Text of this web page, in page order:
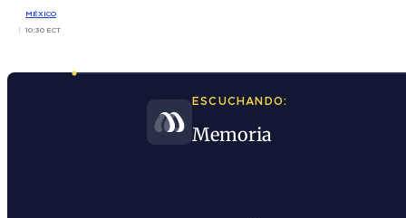
MÉXICO
10:30 ECT
ESCUCHANDO:
Memoria